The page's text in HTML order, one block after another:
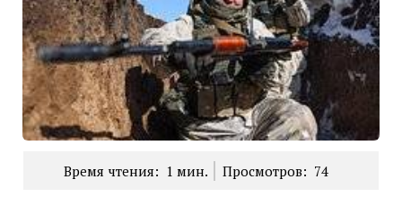
Время чтения: 1 мин. Просмотров: 74